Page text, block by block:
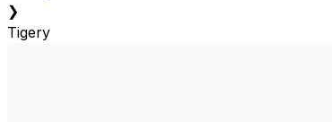
❯
Tigery